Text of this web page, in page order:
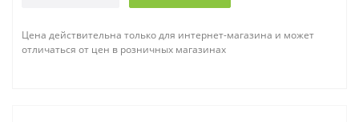
Цена действительна только для интернет-магазина и может
отличаться от цен в розничных магазинах